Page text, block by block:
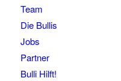
Team
Die Bullis
Jobs
Partner
Bulli Hilft!